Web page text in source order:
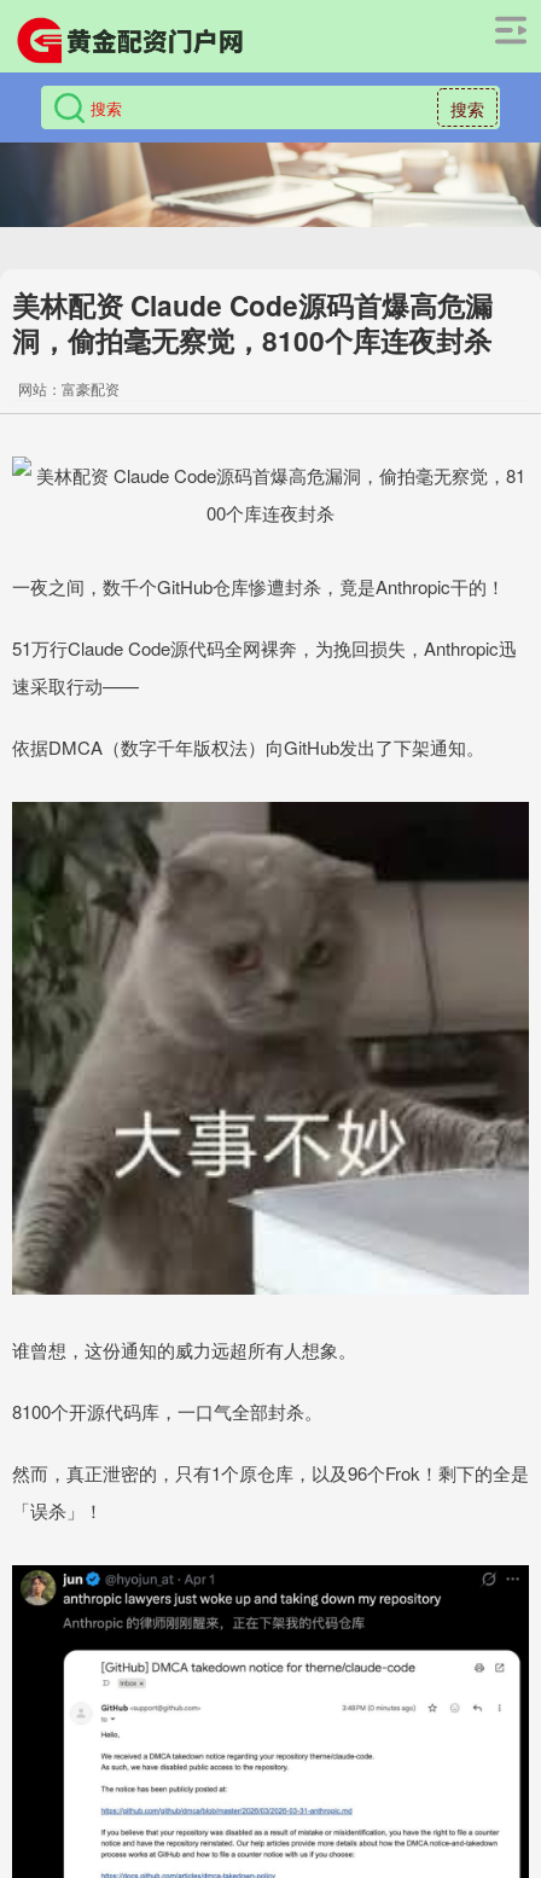
搜索
美林配资 Claude Code源码首爆高危漏
洞，偷拍毫无察觉，8100个库连夜封杀
网站：富豪配资
一夜之间，数千个GitHub仓库惨遭封杀，竟是Anthropic干的！
51万行Claude Code源代码全网裸奔，为挽回损失，Anthropic迅
速采取行动——
依据DMCA（数字千年版权法）向GitHub发出了下架通知。
谁曾想，这份通知的威力远超所有人想象。
8100个开源代码库，一口气全部封杀。
然而，真正泄密的，只有1个原仓库，以及96个Frok！剩下的全是
「误杀」！